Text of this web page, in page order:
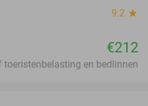
9.2 star
€212
toeristenbelasting en bedlinnen